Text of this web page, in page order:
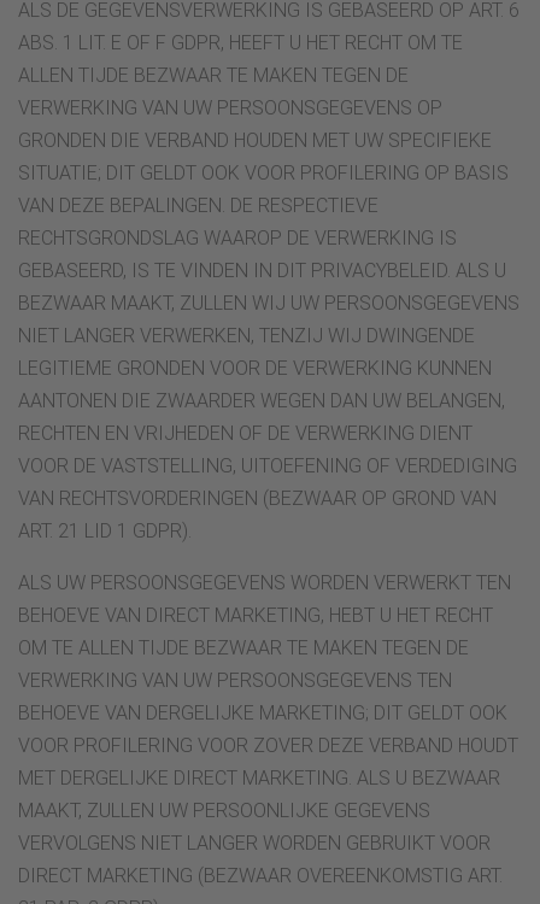
ALS DE GEGEVENSVERWERKING IS GEBASEERD OP ART. 6
ABS. 1 LIT. E OF F GDPR, HEEFT U HET RECHT OM TE
ALLEN TIJDE BEZWAAR TE MAKEN TEGEN DE
VERWERKING VAN UW PERSOONSGEGEVENS OP
GRONDEN DIE VERBAND HOUDEN MET UW SPECIFIEKE
SITUATIE; DIT GELDT OOK VOOR PROFILERING OP BASIS
VAN DEZE BEPALINGEN. DE RESPECTIEVE
RECHTSGRONDSLAG WAAROP DE VERWERKING IS
GEBASEERD, IS TE VINDEN IN DIT PRIVACYBELEID. ALS U
BEZWAAR MAAKT, ZULLEN WIJ UW PERSOONSGEGEVENS
NIET LANGER VERWERKEN, TENZIJ WIJ DWINGENDE
LEGITIEME GRONDEN VOOR DE VERWERKING KUNNEN
AANTONEN DIE ZWAARDER WEGEN DAN UW BELANGEN,
RECHTEN EN VRIJHEDEN OF DE VERWERKING DIENT
VOOR DE VASTSTELLING, UITOEFENING OF VERDEDIGING
VAN RECHTSVORDERINGEN (BEZWAAR OP GROND VAN
ART. 21 LID 1 GDPR).
ALS UW PERSOONSGEGEVENS WORDEN VERWERKT TEN
BEHOEVE VAN DIRECT MARKETING, HEBT U HET RECHT
OM TE ALLEN TIJDE BEZWAAR TE MAKEN TEGEN DE
VERWERKING VAN UW PERSOONSGEGEVENS TEN
BEHOEVE VAN DERGELIJKE MARKETING; DIT GELDT OOK
VOOR PROFILERING VOOR ZOVER DEZE VERBAND HOUDT
MET DERGELIJKE DIRECT MARKETING. ALS U BEZWAAR
MAAKT, ZULLEN UW PERSOONLIJKE GEGEVENS
VERVOLGENS NIET LANGER WORDEN GEBRUIKT VOOR
DIRECT MARKETING (BEZWAAR OVEREENKOMSTIG ART.